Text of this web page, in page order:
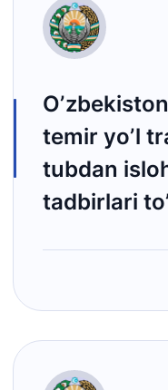
temir yoʼl
tubdan
tadbirlari